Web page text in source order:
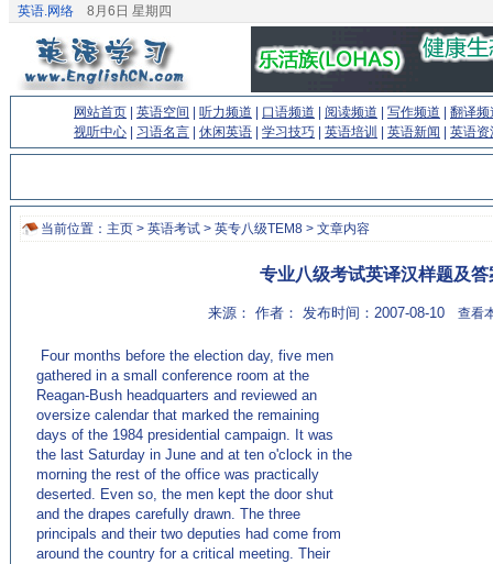
英语.网络 8月6日 星期四
网站首页 英语空间 听力频道 口语频道 阅读频道 写作频道
翻译频
视听中心
习语名言 休闲英语 学习技巧 英语培训 英语新闻 英语资
当前位置： 主页 > 英语考试 > 英专八级TEM8 > 文章内容
专业八级考试英译汉样题及答
来源： 作者： 发布时间：2007-08-10 查看
Four months before the election day, five men
gathered in a small conference room at the
Reagan-Bush headquarters and reviewed an
oversize calendar that marked the remaining
days of the 1984 presidential campaign. It was
the last Saturday in June and at ten o'clock in the
morning the rest of the office was practically
deserted. Even so, the men kept the door shut
and the drapes carefully drawn. The three
principals and their two deputies had come from
around the country for a critical meeting. Their